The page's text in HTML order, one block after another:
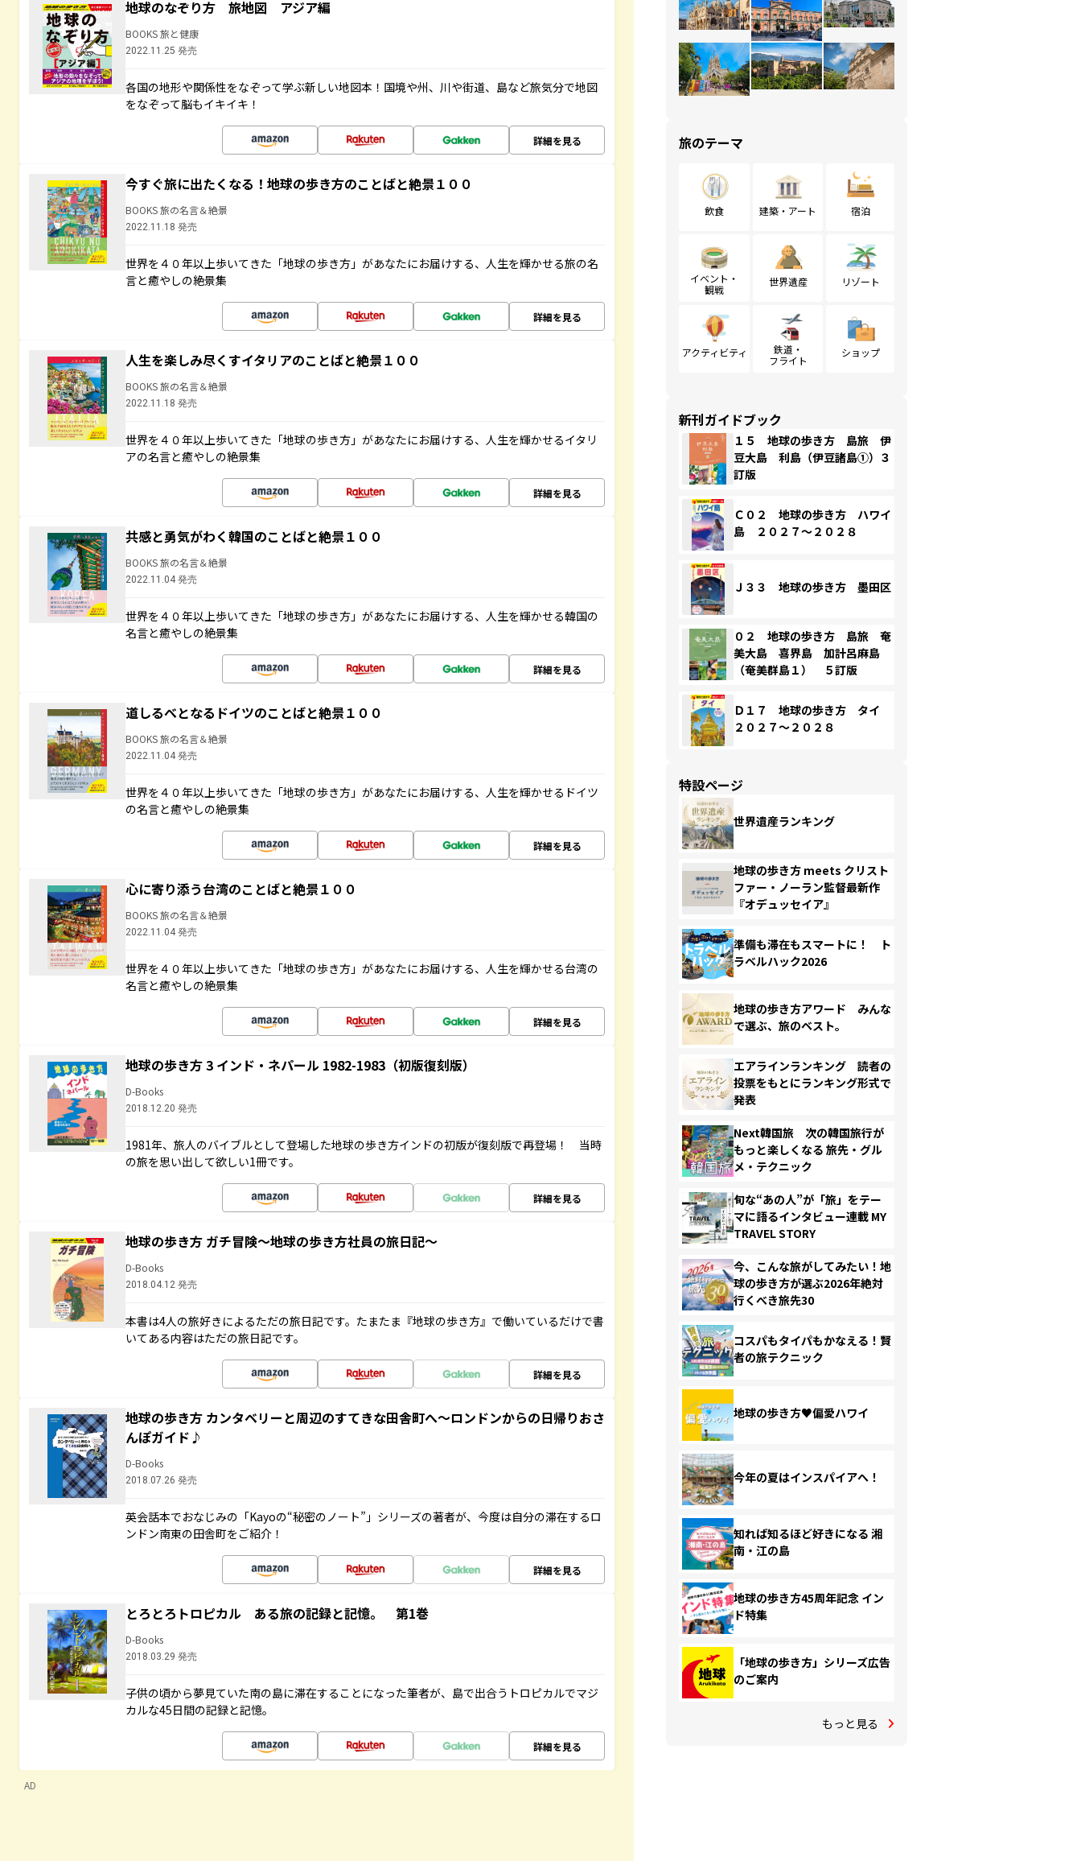
地球のなぞり方 旅地図 アジア編
BOOKS 旅と健康
2022.11.25 発売
各国の地形や関係性をなぞって学ぶ新しい地図本！国境や州、川や街道、島など旅気分で地図
をなぞって脳もイキイキ！
詳細を見る
今すぐ旅に出たくなる！地球の歩き方のことばと絶景１００
BOOKS 旅の名言＆絶景
2022.11.18 発売
世界を４０年以上歩いてきた「地球の歩き方」があなたにお届けする、人生を輝かせる旅の名
言と癒やしの絶景集
詳細を見る
人生を楽しみ尽くすイタリアのことばと絶景１００
BOOKS 旅の名言＆絶景
2022.11.18 発売
世界を４０年以上歩いてきた「地球の歩き方」があなたにお届けする、人生を輝かせるイタリ
アの名言と癒やしの絶景集
詳細を見る
共感と勇気がわく韓国のことばと絶景１００
BOOKS 旅の名言＆絶景
2022.11.04 発売
世界を４０年以上歩いてきた「地球の歩き方」があなたにお届けする、人生を輝かせる韓国の
名言と癒やしの絶景集
詳細を見る
道しるべとなるドイツのことばと絶景１００
BOOKS 旅の名言＆絶景
2022.11.04 発売
世界を４０年以上歩いてきた「地球の歩き方」があなたにお届けする、人生を輝かせるドイツ
の名言と癒やしの絶景集
詳細を見る
心に寄り添う台湾のことばと絶景１００
BOOKS 旅の名言＆絶景
2022.11.04 発売
世界を４０年以上歩いてきた「地球の歩き方」があなたにお届けする、人生を輝かせる台湾の
名言と癒やしの絶景集
詳細を見る
地球の歩き方 3 インド・ネパール 1982-1983（初版復刻版）
D-Books
2018.12.20 発売
1981年、旅人のバイブルとして登場した地球の歩き方インドの初版が復刻版で再登場！ 当時
の旅を思い出して欲しい1冊です。
詳細を見る
地球の歩き方 ガチ冒険～地球の歩き方社員の旅日記～
D-Books
2018.04.12 発売
本書は4人の旅好きによるただの旅日記です。たまたま『地球の歩き方』で働いているだけで書
いてある内容はただの旅日記です。
詳細を見る
地球の歩き方 カンタベリーと周辺のすてきな田舎町へ～ロンドンからの日帰りおさ
んぽガイド♪
D-Books
2018.07.26 発売
英会話本でおなじみの「Kayoの“秘密のノート”」シリーズの著者が、今度は自分の滞在するロ
ンドン南東の田舎町をご紹介！
詳細を見る
とろとろトロピカル ある旅の記録と記憶。 第1巻
D-Books
2018.03.29 発売
子供の頃から夢見ていた南の島に滞在することになった筆者が、島で出合うトロピカルでマジ
カルな45日間の記録と記憶。
詳細を見る
AD
旅のテーマ
飲食 建築・アート 宿泊
イベント・
観戦
世界遺産 リゾート
アクティビティ
鉄道・
フライト
ショップ
新刊ガイドブック
１５ 地球の歩き方 島旅 伊
豆大島 利島（伊豆諸島①）３
訂版
Ｃ０２ 地球の歩き方 ハワイ
島 ２０２７～２０２８
Ｊ３３ 地球の歩き方 墨田区
０２ 地球の歩き方 島旅 奄
美大島 喜界島 加計呂麻島
（奄美群島１） ５訂版
Ｄ１７ 地球の歩き方 タイ
２０２７～２０２８
特設ページ
世界遺産ランキング
地球の歩き方 meets クリスト
ファー・ノーラン監督最新作
『オデュッセイア』
準備も滞在もスマートに！ ト
ラベルハック2026
地球の歩き方アワード みんな
で選ぶ、旅のベスト。
エアラインランキング 読者の
投票をもとにランキング形式で
発表
Next韓国旅 次の韓国旅行が
もっと楽しくなる 旅先・グル
メ・テクニック
旬な“あの人”が「旅」をテー
マに語るインタビュー連載 MY
TRAVEL STORY
今、こんな旅がしてみたい！地
球の歩き方が選ぶ2026年絶対
行くべき旅先30
コスパもタイパもかなえる！賢
者の旅テクニック
地球の歩き方♥偏愛ハワイ
今年の夏はインスパイアへ！
知れば知るほど好きになる 湘
南・江の島
地球の歩き方45周年記念 イン
ド特集
「地球の歩き方」シリーズ広告
のご案内
もっと見る